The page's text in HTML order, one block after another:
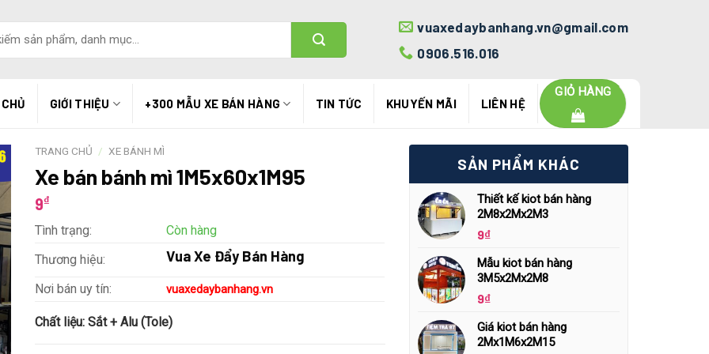
vuaxedaybanhang.vn@gmail.com
0906.516.016
GIỚI THIỆU +300 MẪU XE BÁN HÀNG TIN TỨC KHUYẾN MÃI LIÊN HỆ
GIỎ HÀNG
TRANG CHỦ / XE BÁNH MÌ
Xe bán bánh mì 1M5x60x1M95
9₫
Tình trạng:
Còn hàng
Thương hiệu:
Vua Xe Đẩy Bán Hàng
Nơi bán uy tín: vuaxedaybanhang.vn
Chất liệu: Sắt + Alu (Tole)
SẢN PHẨM KHÁC
Thiết kế kiot bán hàng
2M8x2Mx2M3
9₫
Mẫu kiot bán hàng
3M5x2Mx2M8
9₫
Giá kiot bán hàng
2Mx1M6x2M15